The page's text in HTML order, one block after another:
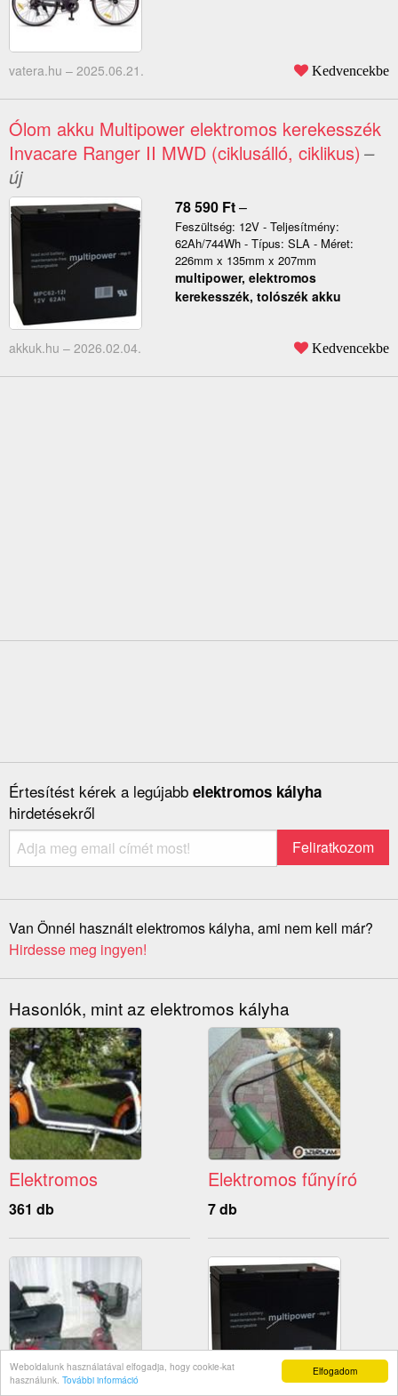
Elfogadom
Weboldalunk használatával elfogadja, hogy cookie-kat
használunk. További információ
vatera.hu – 2025.06.21. Kedvencekbe
Ólom akku Multipower elektromos kerekesszék
Invacare Ranger II MWD (ciklusálló, ciklikus) –
új
78 590 Ft–
Feszültség: 12V - Teljesítmény:
62Ah/744Wh - Típus: SLA - Méret:
226mm x 135mm x 207mm
multipower, elektromos
kerekesszék, tolószék akku
akkuk.hu – 2026.02.04. Kedvencekbe
Értesítést kérek a legújabb elektromos kályha
hirdetésekről
Van Önnél használt elektromos kályha, ami nem kell már?
Hirdesse meg ingyen!
Hasonlók, mint az elektromos kályha
Elektromos
361 db
Elektromos fűnyíró
7 db